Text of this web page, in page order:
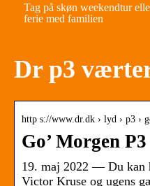
Tag på skøn weekendtur
ferie med familien
Dr p3
http s://www.dr.dk › lyd › p3 ›
Go’ Morgen
19. maj 2022 — Du kan
Victor Kruse og ugens